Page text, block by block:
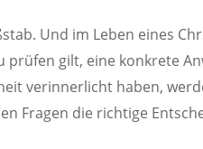
Und im Leben eines
prüfen gilt, eine konkrete
verinnerlicht haben,
Fragen die richtige